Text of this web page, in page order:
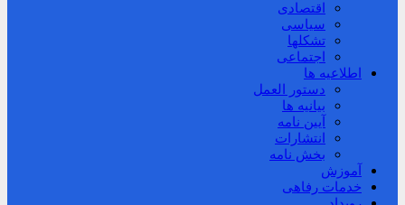
اقتصادی
سیاسی
تشکلها
اجتماعی
اطلاعیه ها
دستور العمل
بیانیه ها
آیین نامه
انتشارات
بخش نامه
آموزش
خدمات رفاهی